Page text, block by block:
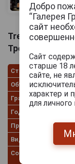
Trescare White
Трескаре
Страна
Объём
Градус
Год производства
Производитель
Вид вина
Сорт винограда
Добро
“Галерея
сайт
Сайт
старше 18
сайте, не
характер и
для личного